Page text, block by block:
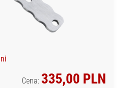
Cena: 335,00 PLN